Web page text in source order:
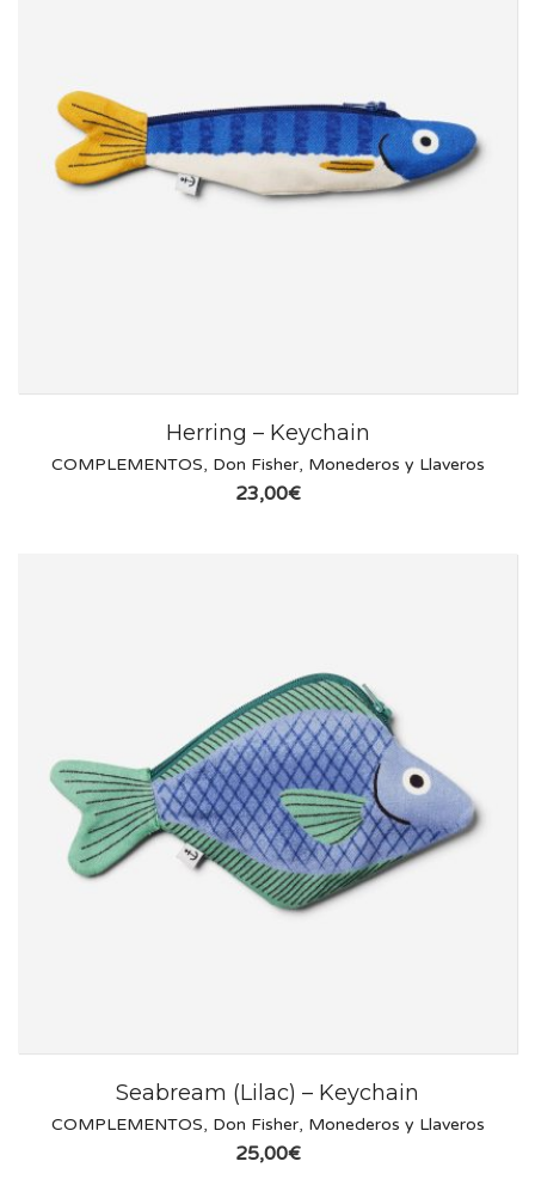
Herring – Keychain
COMPLEMENTOS, Don Fisher, Monederos y Llaveros
23,00€
Seabream (Lilac) – Keychain
COMPLEMENTOS, Don Fisher, Monederos y Llaveros
25,00€